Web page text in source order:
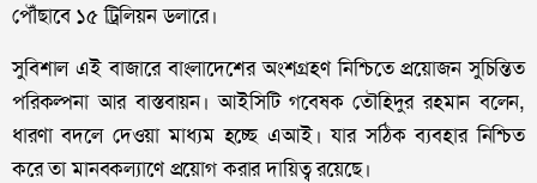
পৌঁছাবে ১৫ ট্রিলিয়ন ডলারে।
সুবিশাল এই বাজারে বাংলাদেশের অংশগ্রহণ নিশ্চিতে প্রয়োজন সুচিন্তিত
পরিকল্পনা আর বাস্তবায়ন। আইসিটি গবেষক তৌহিদুর রহমান বলেন,
ধারণা বদলে দেওয়া মাধ্যম হচ্ছে এআই। যার সঠিক ব্যবহার নিশ্চিত
করে তা মানবকল্যাণে প্রয়োগ করার দায়িত্ব রয়েছে।